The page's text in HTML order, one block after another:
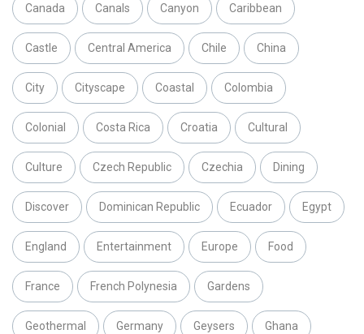
Canada Canals Canyon Caribbean
Castle Central America Chile China
City Cityscape Coastal Colombia
Colonial Costa Rica Croatia Cultural
Culture Czech Republic Czechia Dining
Discover Dominican Republic Ecuador Egypt
England Entertainment Europe Food
France French Polynesia Gardens
Geothermal Germany Geysers Ghana